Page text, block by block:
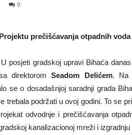
0
prečišćavanja otpadnih voda
posjeti gradskoj upravi Bihaća
direktoromSeadom Delićem. Na
se o dosadašnjoj saradnji grada
trebala podržati u ovoj godini. To se
odvodnje i prečišćavanja
kanalizacionoj mreži i